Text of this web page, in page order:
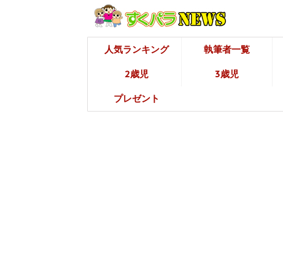
人気ランキング 執筆者一覧
2歳児 3歳児
プレゼント